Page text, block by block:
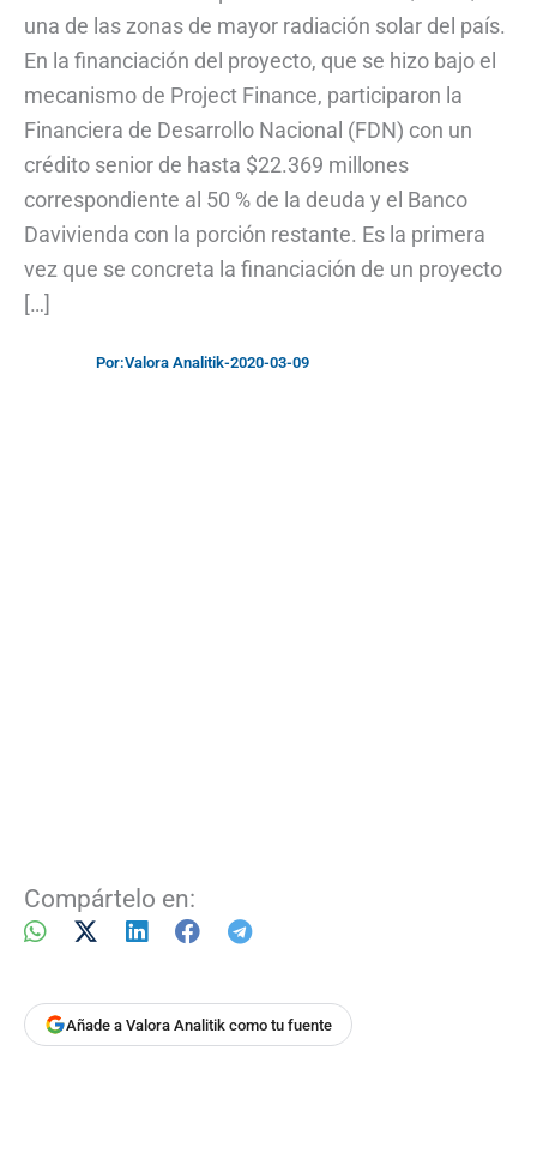
una de las zonas de mayor radiación solar del país.
En la financiación del proyecto, que se hizo bajo el
mecanismo de Project Finance, participaron la
Financiera de Desarrollo Nacional (FDN) con un
crédito senior de hasta $22.369 millones
correspondiente al 50 % de la deuda y el Banco
Davivienda con la porción restante. Es la primera
vez que se concreta la financiación de un proyecto
[…]
Por:Valora Analitik-2020-03-09
Compártelo en:
Añade a Valora Analitik como tu fuente